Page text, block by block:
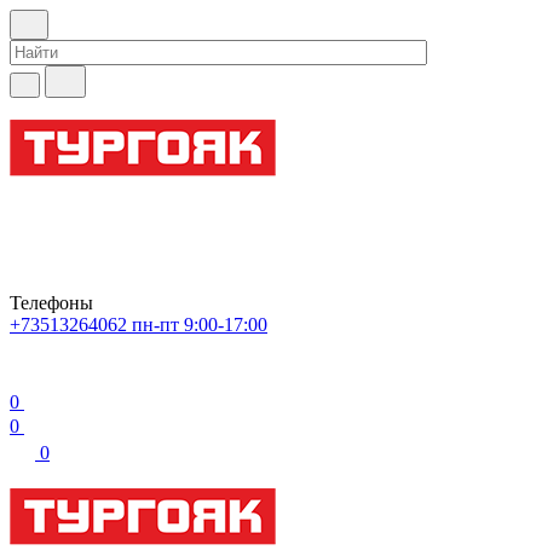
Телефоны
+73513264062 пн-пт 9:00-17:00
0
0
0